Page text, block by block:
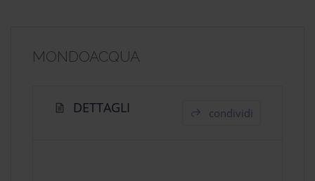
MONDOACQUA
DETTAGLI condividi